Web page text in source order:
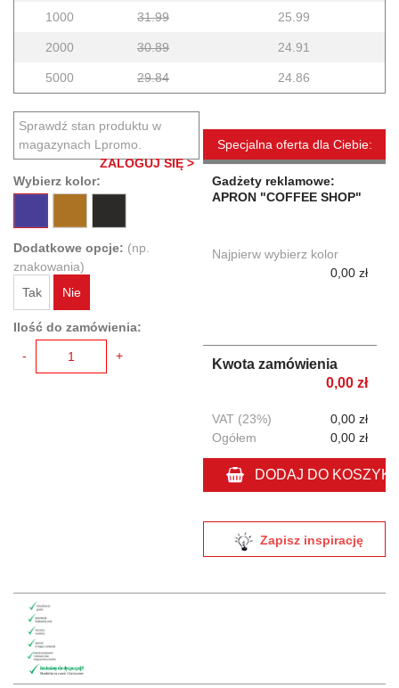
1000 31.99 25.99
2000 30.89 24.91
5000 29.84 24.86
Sprawdź stan produktu w
magazynach Lpromo.
ZALOGUJ SIĘ >
Wybierz kolor:
Dodatkowe opcje: (np.
znakowania)
Tak
Nie
Ilość do zamówienia:
-
+
Specjalna oferta dla Ciebie:
Gadżety reklamowe:
APRON "COFFEE SHOP"
Najpierw wybierz kolor
0,00 zł
Kwota zamówienia
0,00 zł
VAT (23%)
0,00 zł
Ogółem
0,00 zł
DODAJ DO
Zapisz inspirację